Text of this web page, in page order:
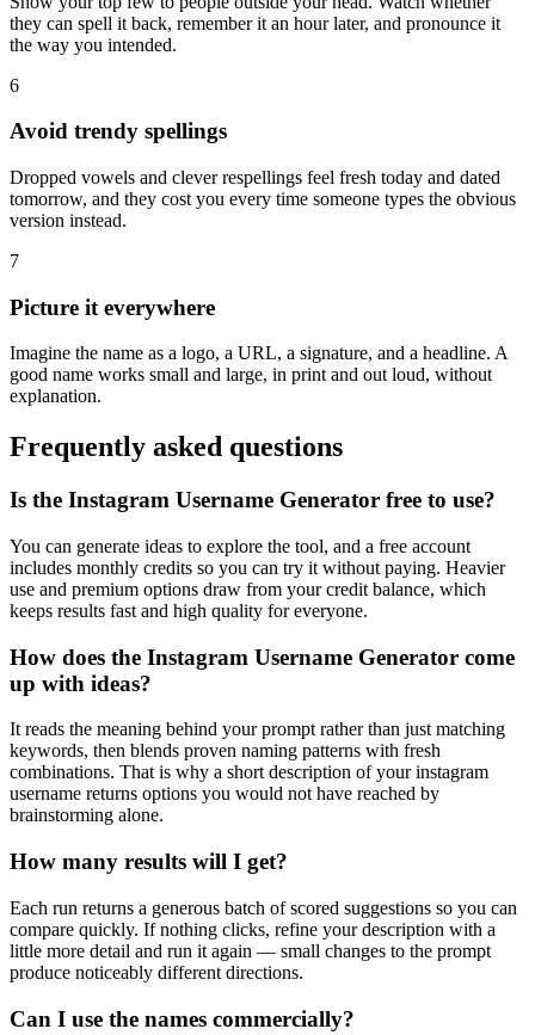
they can spell it back, remember it an hour later, and pronounce it
the way you intended.
6
Avoid trendy spellings
Dropped vowels and clever respellings feel fresh today and dated
tomorrow, and they cost you every time someone types the obvious
version instead.
7
Picture it everywhere
Imagine the name as a logo, a URL, a signature, and a headline. A
good name works small and large, in print and out loud, without
explanation.
Frequently asked questions
Is the Instagram Username Generator free to use?
You can generate ideas to explore the tool, and a free account
includes monthly credits so you can try it without paying. Heavier
use and premium options draw from your credit balance, which
keeps results fast and high quality for everyone.
How does the Instagram Username Generator come
up with ideas?
It reads the meaning behind your prompt rather than just matching
keywords, then blends proven naming patterns with fresh
combinations. That is why a short description of your instagram
username returns options you would not have reached by
brainstorming alone.
How many results will I get?
Each run returns a generous batch of scored suggestions so you can
compare quickly. If nothing clicks, refine your description with a
little more detail and run it again — small changes to the prompt
produce noticeably different directions.
Can I use the names commercially?